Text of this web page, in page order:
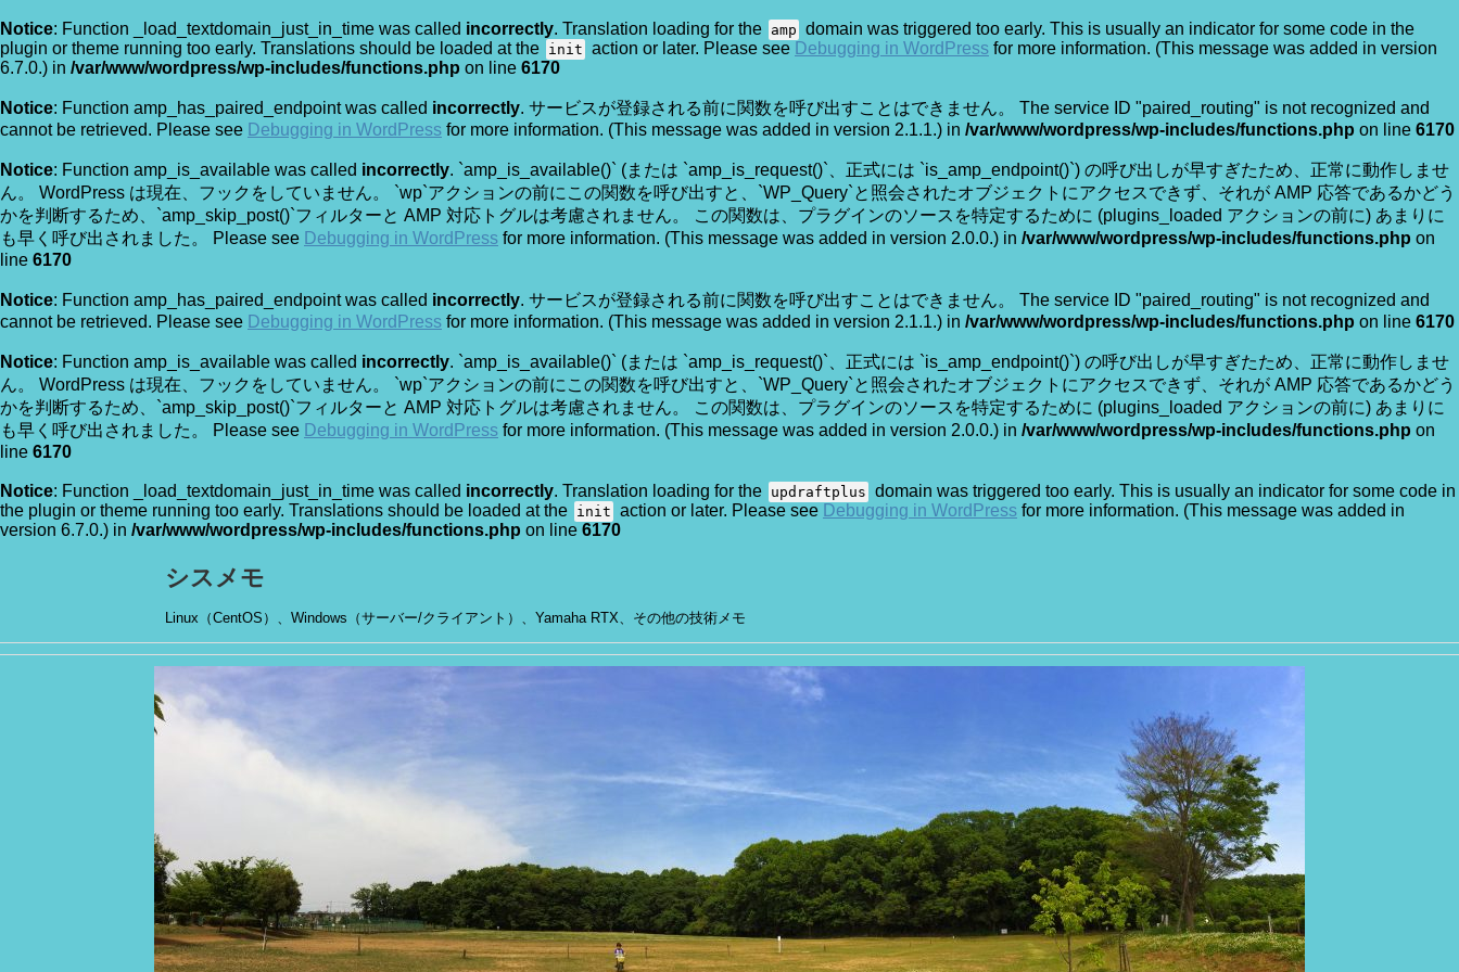
Notice: Function _load_textdomain_just_in_time was called incorrectly. Translation loading for the amp domain was triggered too early. This is usually an indicator for some code in the
plugin or theme running too early. Translations should be loaded at the init action or later. Please see Debugging in WordPress for more information. (This message was added in version
6.7.0.) in /var/www/wordpress/wp-includes/functions.php on line 6170
Notice: Function amp_has_paired_endpoint was called incorrectly. サービスが登録される前に関数を呼び出すことはできません。 The service ID "paired_routing" is not recognized and
cannot be retrieved. Please see Debugging in WordPress for more information. (This message was added in version 2.1.1.) in /var/www/wordpress/wp-includes/functions.php on line 6170
Notice: Function amp_is_available was called incorrectly. `amp_is_available()` (または `amp_is_request()`、正式には `is_amp_endpoint()`) の呼び出しが早すぎたため、正常に動作しませ
ん。 WordPress は現在、フックをしていません。 `wp`アクションの前にこの関数を呼び出すと、`WP_Query`と照会されたオブジェクトにアクセスできず、それが AMP 応答であるかどう
かを判断するため、`amp_skip_post()`フィルターと AMP 対応トグルは考慮されません。 この関数は、プラグインのソースを特定するために (plugins_loaded アクションの前に) あまりに
も早く呼び出されました。 Please see Debugging in WordPress for more information. (This message was added in version 2.0.0.) in /var/www/wordpress/wp-includes/functions.php on
line 6170
Notice: Function amp_has_paired_endpoint was called incorrectly. サービスが登録される前に関数を呼び出すことはできません。 The service ID "paired_routing" is not recognized and
cannot be retrieved. Please see Debugging in WordPress for more information. (This message was added in version 2.1.1.) in /var/www/wordpress/wp-includes/functions.php on line 6170
Notice: Function amp_is_available was called incorrectly. `amp_is_available()` (または `amp_is_request()`、正式には `is_amp_endpoint()`) の呼び出しが早すぎたため、正常に動作しませ
ん。 WordPress は現在、フックをしていません。 `wp`アクションの前にこの関数を呼び出すと、`WP_Query`と照会されたオブジェクトにアクセスできず、それが AMP 応答であるかどう
かを判断するため、`amp_skip_post()`フィルターと AMP 対応トグルは考慮されません。 この関数は、プラグインのソースを特定するために (plugins_loaded アクションの前に) あまりに
も早く呼び出されました。 Please see Debugging in WordPress for more information. (This message was added in version 2.0.0.) in /var/www/wordpress/wp-includes/functions.php on
line 6170
Notice: Function _load_textdomain_just_in_time was called incorrectly. Translation loading for the updraftplus domain was triggered too early. This is usually an indicator for some code in
the plugin or theme running too early. Translations should be loaded at the init action or later. Please see Debugging in WordPress for more information. (This message was added in
version 6.7.0.) in /var/www/wordpress/wp-includes/functions.php on line 6170
シスメモ
Linux（CentOS）、Windows（サーバー/クライアント）、Yamaha RTX、その他の技術メモ